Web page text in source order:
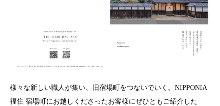
様々な新しい職人が集い、旧宿場町をつないでいく。NIPPONIA
福住 宿場町にお越しくださったお客様にぜひともご紹介した